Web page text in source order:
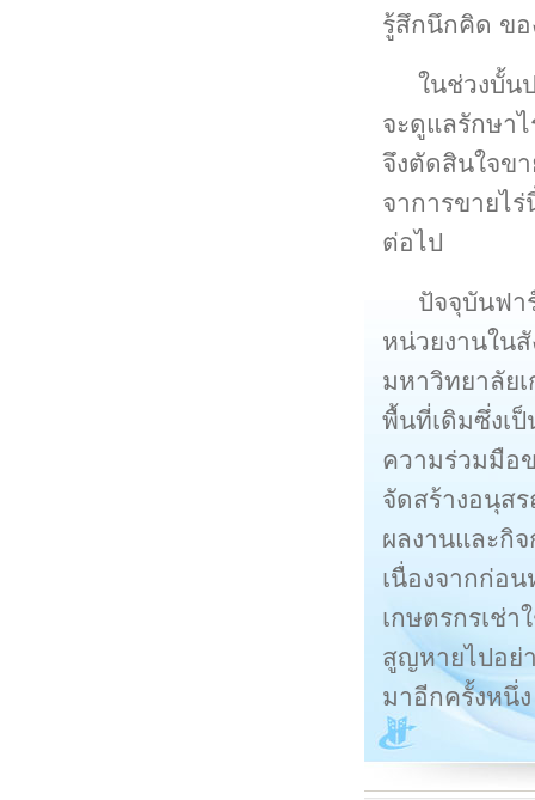
รู้สึกนึกคิด ขอ
ในช่วงบั้น
จะดูแลรักษา
จึงตัดสินใจข
จาการขายไ
ต่อไป
ปัจจุบันฟา
หน่วยงานใน
มหาวิทยาลัย
พื้นที่เดิมซึ่งเป็
ความร่วมมือ
จัดสร้างอนุส
ผลงานและกิ
เนื่องจากก่อ
เกษตรกรเช่
สูญหายไปอย่
มาอีกครั้งหนึ่ง